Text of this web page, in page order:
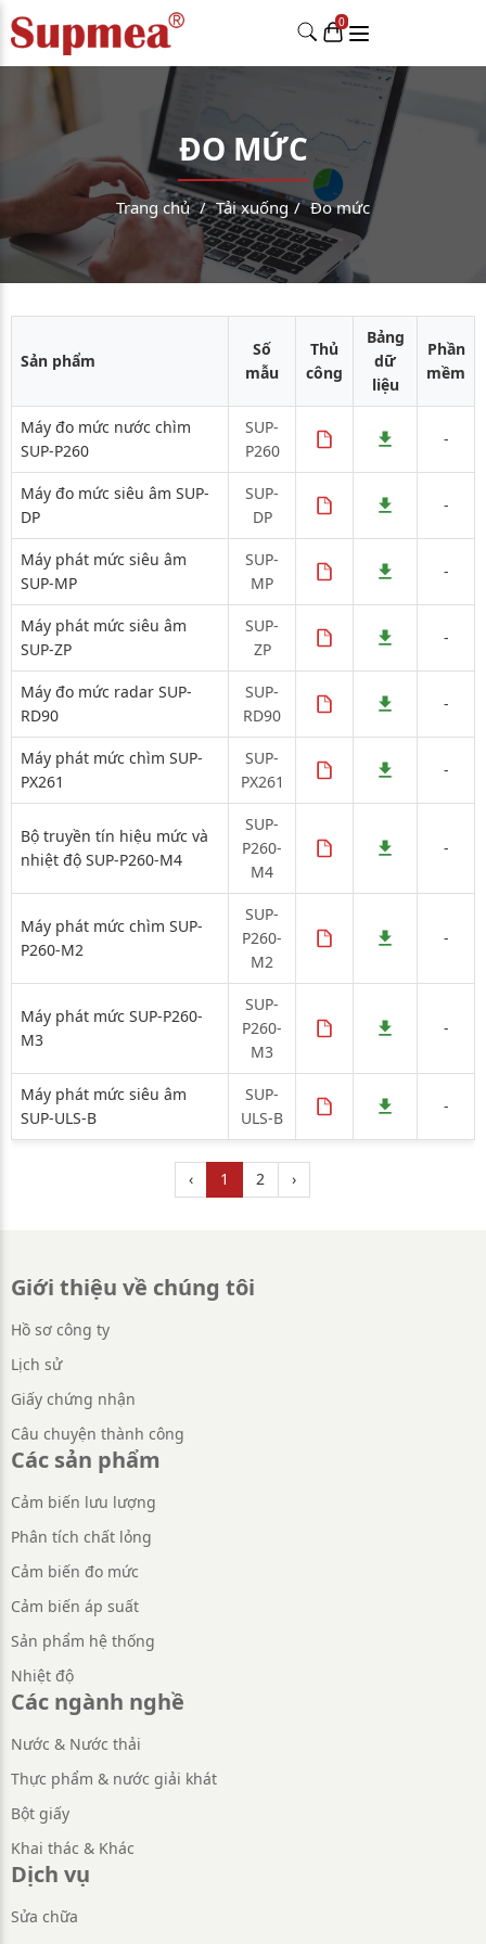
ĐO MỨC
Trang chủ Tải xuống Đo mức
Sản phẩm
Số
mẫu
Thủ
công
Bảng
dữ
liệu
Phần
mềm
Máy đo mức nước chìm
SUP-P260
SUP-
P260
-
Máy đo mức siêu âm SUP-
DP
SUP-
DP
-
Máy phát mức siêu âm
SUP-MP
SUP-
MP
-
Máy phát mức siêu âm
SUP-ZP
SUP-
ZP
-
Máy đo mức radar SUP-
RD90
SUP-
RD90
-
Máy phát mức chìm SUP-
PX261
SUP-
PX261
-
Bộ truyền tín hiệu mức và
nhiệt độ SUP-P260-M4
SUP-
P260-
M4
-
Máy phát mức chìm SUP-
P260-M2
SUP-
P260-
M2
-
Máy phát mức SUP-P260-
M3
SUP-
P260-
M3
-
Máy phát mức siêu âm
SUP-ULS-B
SUP-
ULS-B
-
‹ 1 2 ›
Giới thiệu về chúng tôi
Hồ sơ công ty
Lịch sử
Giấy chứng nhận
Câu chuyện thành công
Các sản phẩm
Cảm biến lưu lượng
Phân tích chất lỏng
Cảm biến đo mức
Cảm biến áp suất
Sản phẩm hệ thống
Nhiệt độ
Các ngành nghề
Nước & Nước thải
Thực phẩm & nước giải khát
Bột giấy
Khai thác & Khác
Dịch vụ
Sửa chữa